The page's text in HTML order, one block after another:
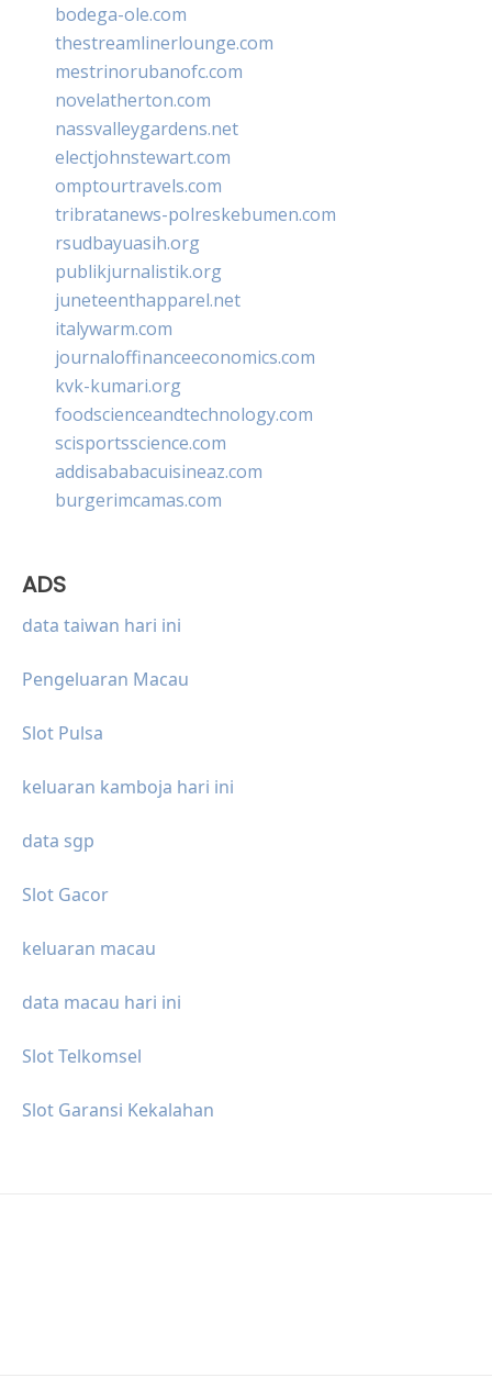
bodega-ole.com
thestreamlinerlounge.com
mestrinorubanofc.com
novelatherton.com
nassvalleygardens.net
electjohnstewart.com
omptourtravels.com
tribratanews-polreskebumen.com
rsudbayuasih.org
publikjurnalistik.org
juneteenthapparel.net
italywarm.com
journaloffinanceeconomics.com
kvk-kumari.org
foodscienceandtechnology.com
scisportsscience.com
addisababacuisineaz.com
burgerimcamas.com
ADS
data taiwan hari ini
Pengeluaran Macau
Slot Pulsa
keluaran kamboja hari ini
data sgp
Slot Gacor
keluaran macau
data macau hari ini
Slot Telkomsel
Slot Garansi Kekalahan